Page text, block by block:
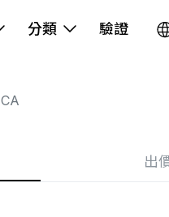
分類 驗證
出